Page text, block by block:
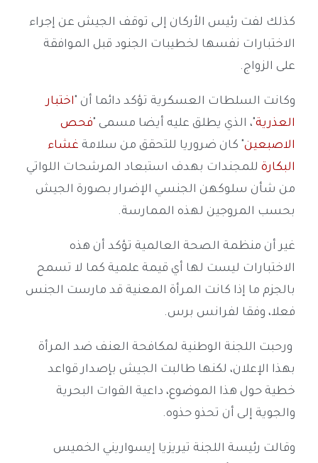
كذلك لفت رئيس الأركان إلى توقف الجيش عن إجراء
الاختبارات نفسها لخطيبات الجنود قبل الموافقة
على الزواج.
وكانت السلطات العسكرية تؤكد دائما أن "اختبار
العذرية"، الذي يطلق عليه أيضا مسمى "فحص
الاصبعين" كان ضروريا للتحقق من سلامة غشاء
البكارة للمجندات بهدف استبعاد المرشحات اللواتي
من شأن سلوكهن الجنسي الإضرار بصورة الجيش
بحسب المروجين لهذه الممارسة.
غير أن منظمة الصحة العالمية تؤكد أن هذه
الاختبارات ليست لها أي قيمة علمية كما لا تسمح
بالجزم ما إذا كانت المرأة المعنية قد مارست الجنس
فعلا، وفقا لفرانس برس.
ورحبت اللجنة الوطنية لمكافحة العنف ضد المرأة
بهذا الإعلان، لكنها طالبت الجيش بإصدار قواعد
خطية حول هذا الموضوع، داعية القوات البحرية
والجوية إلى أن تحذو حذوه.
وقالت رئيسة اللجنة تيريزيا إيسواريني الخميس